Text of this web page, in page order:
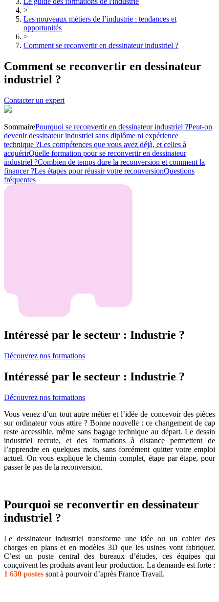
>
Les nouveaux métiers de l’industrie : tendances et
opportunités
>
Comment se reconvertir en dessinateur industriel ?
Comment se reconvertir en dessinateur
industriel ?
Contacter un expert
SommairePourquoi se reconvertir en dessinateur industriel ?Peut-on
devenir dessinateur industriel sans diplôme ni expérience
technique ?Les compétences que vous avez déjà, et celles à
acquérirQuelle formation pour se reconvertir en dessinateur
industriel ?Combien de temps dure la reconversion et comment la
financer ?Les étapes pour réussir votre reconversionQuestions
fréquentes
Intéressé par le secteur : Industrie ?
Découvrez nos formations
Intéressé par le secteur : Industrie ?
Découvrez nos formations
Vous venez d’un tout autre métier et l’idée de concevoir des pièces
sur ordinateur vous attire ? Bonne nouvelle : ce changement de cap
reste accessible, même sans bagage technique au départ. Le dessin
industriel recrute, et des formations à distance permettent de
l’apprendre en quelques mois, sans forcément quitter votre emploi
actuel. On vous explique le chemin complet, étape par étape, pour
passer le pas de la reconversion.
Pourquoi se reconvertir en dessinateur
industriel ?
Le dessinateur industriel transforme une idée ou un cahier des
charges en plans et en modèles 3D que les usines vont fabriquer.
C’est un poste central des bureaux d’études, ces équipes qui
conçoivent les produits avant leur production. La demande est forte :
1 630 postes sont à pourvoir d’après France Travail.